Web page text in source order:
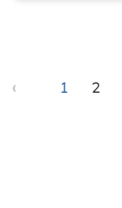
‹ 1 2